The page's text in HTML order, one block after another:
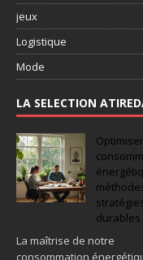
jeux
Logistique
Mode
LA SELECTION
durables
La maîtrise de notre
consommation